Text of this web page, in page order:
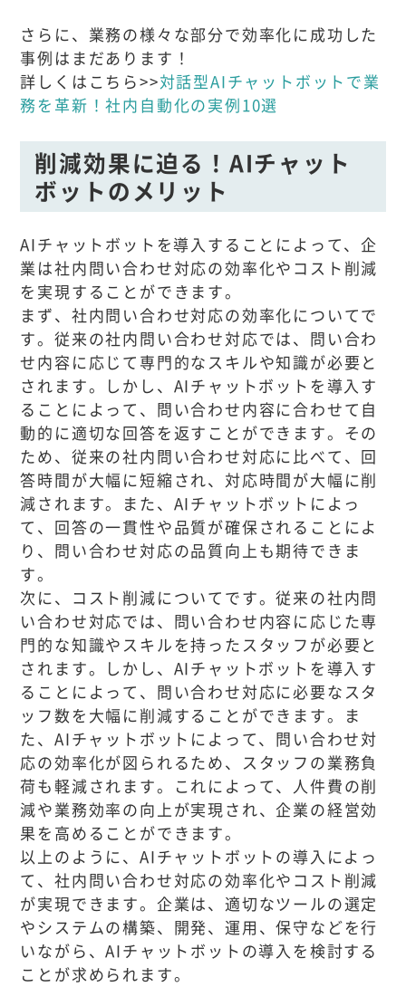
さらに、業務の様々な部分で効率化に成功した
事例はまだあります！
詳しくはこちら>>対話型AIチャットボットで業
務を革新！社内自動化の実例10選
削減効果に迫る！AIチャット
ボットのメリット
AIチャットボットを導入することによって、企
業は社内問い合わせ対応の効率化やコスト削減
を実現することができます。
まず、社内問い合わせ対応の効率化についてで
す。従来の社内問い合わせ対応では、問い合わ
せ内容に応じて専門的なスキルや知識が必要と
されます。しかし、AIチャットボットを導入す
ることによって、問い合わせ内容に合わせて自
動的に適切な回答を返すことができます。その
ため、従来の社内問い合わせ対応に比べて、回
答時間が大幅に短縮され、対応時間が大幅に削
減されます。また、AIチャットボットによっ
て、回答の一貫性や品質が確保されることによ
り、問い合わせ対応の品質向上も期待できま
す。
次に、コスト削減についてです。従来の社内問
い合わせ対応では、問い合わせ内容に応じた専
門的な知識やスキルを持ったスタッフが必要と
されます。しかし、AIチャットボットを導入す
ることによって、問い合わせ対応に必要なスタ
ッフ数を大幅に削減することができます。ま
た、AIチャットボットによって、問い合わせ対
応の効率化が図られるため、スタッフの業務負
荷も軽減されます。これによって、人件費の削
減や業務効率の向上が実現され、企業の経営効
果を高めることができます。
以上のように、AIチャットボットの導入によっ
て、社内問い合わせ対応の効率化やコスト削減
が実現できます。企業は、適切なツールの選定
やシステムの構築、開発、運用、保守などを行
いながら、AIチャットボットの導入を検討する
ことが求められます。